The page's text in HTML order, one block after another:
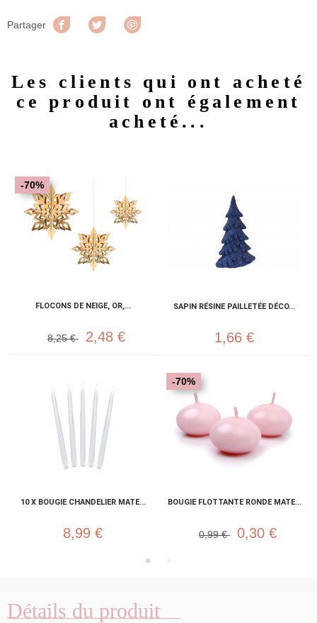
Partager Partager Tweet
Les clients qui ont acheté
ce produit ont également
acheté...
FLOCONS DE NEIGE, OR,...
-70%
8,25 € 2,48 €
SAPIN RÉSINE PAILLETÉE DÉCO...
1,66 €
10 X BOUGIE CHANDELIER MATE...
8,99 €
BOUGIE FLOTTANTE RONDE MATE...
-70%
0,99 € 0,30 €
Détails du produit